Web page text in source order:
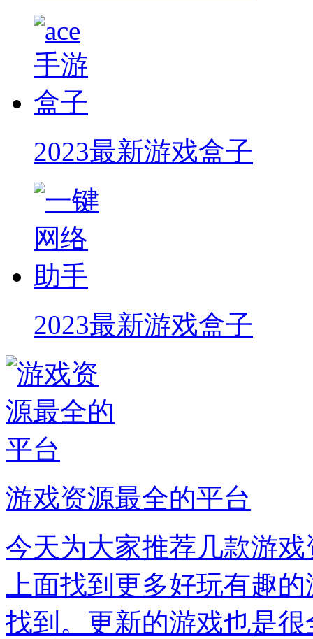
2023最新游戏盒子
2023最新游戏盒子
游戏资源最全的平台
今天为大家推荐几款游
上面找到更多好玩有趣
找到。更新的游戏也是